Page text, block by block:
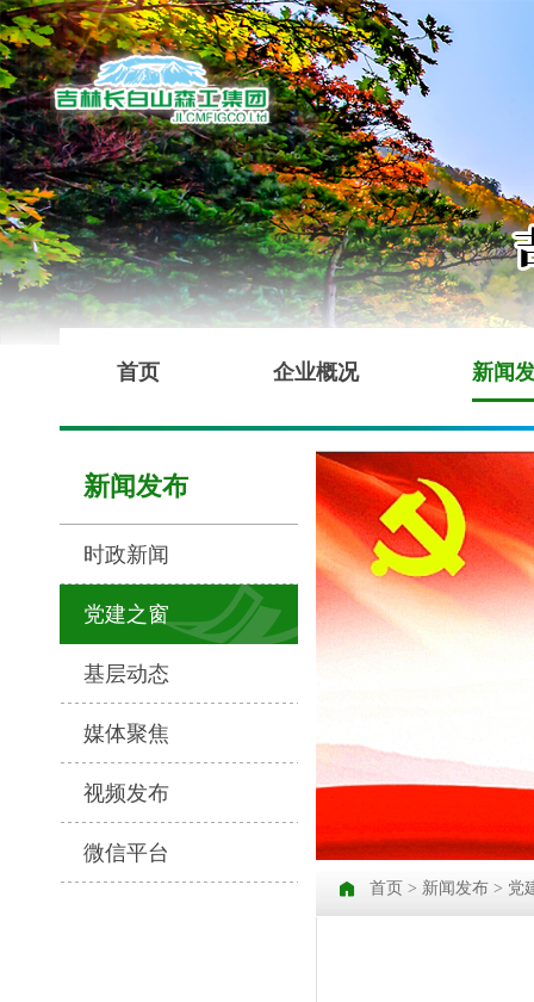
首页 企业概况 新闻
新闻发布
时政新闻
党建之窗
基层动态
媒体聚焦
视频发布
微信平台
首页 > 新闻发布 > 党